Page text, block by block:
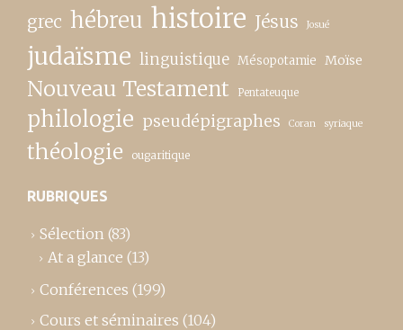
grec hébreu histoire Jésus Josué
judaïsme linguistique Mésopotamie Moïse
Nouveau Testament Pentateuque
philologie pseudépigraphes Coran syriaque
théologie ougaritique
RUBRIQUES
Sélection (83)
At a glance (13)
Conférences (199)
Cours et séminaires (104)